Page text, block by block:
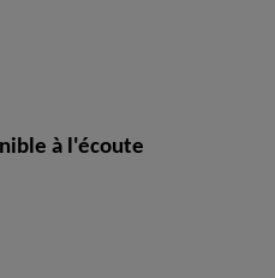
à l'écoute